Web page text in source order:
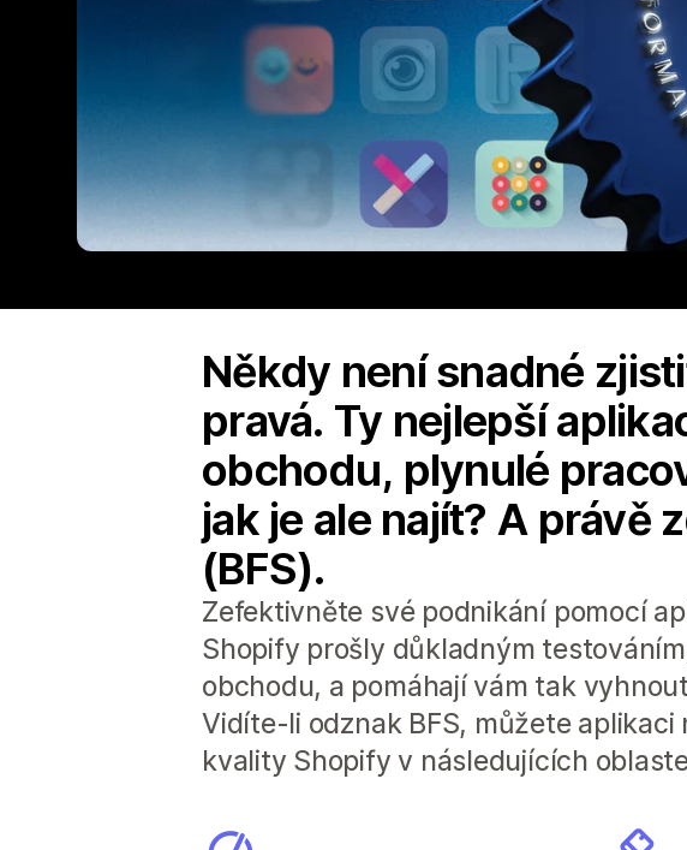
Někdy není snadné
pravá. Ty nejlepší
obchodu, plynulé
jak je ale najít? A právě
(BFS).
Zefektivněte své podnikání pomocí
Shopify prošly důkladným
obchodu, a pomáhají vám tak
Vidíte-li odznak BFS, můžete
kvality Shopify v následujících